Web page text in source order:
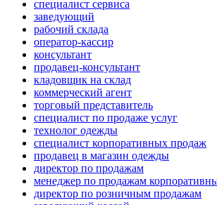
специалист сервиса
заведующий
рабочий склада
оператор-кассир
консультант
продавец-консультант
кладовщик на склад
коммерческий агент
торговый представитель
специалист по продаже услуг
технолог одежды
специалист корпоративных продаж
продавец в магазин одежды
директор по продажам
менеджер по продажам
директор по розничным продажам